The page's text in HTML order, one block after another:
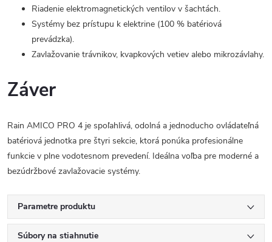
Riadenie elektromagnetických ventilov v šachtách.
Systémy bez prístupu k elektrine (100 % batériová
prevádzka).
Zavlažovanie trávnikov, kvapkových vetiev alebo mikrozávlahy.
Záver
Rain AMICO PRO 4 je spoľahlivá, odolná a jednoducho ovládateľná
batériová jednotka pre štyri sekcie, ktorá ponúka profesionálne
funkcie v plne vodotesnom prevedení. Ideálna voľba pre moderné a
bezúdržbové zavlažovacie systémy.
Parametre produktu
Súbory na stiahnutie